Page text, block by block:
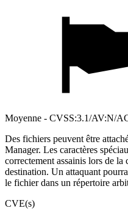
Moyenne - CVSS:3.1/AV:N/
Des fichiers peuvent être
Manager. Les caractères
correctement assainis lors de
destination. Un attaquant
le fichier dans un répertoire
CVE(s)